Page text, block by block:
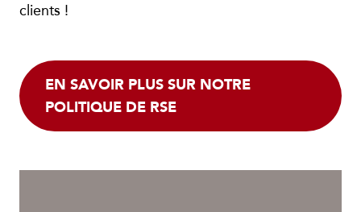
clients !
EN SAVOIR PLUS SUR NOTRE
POLITIQUE DE RSE